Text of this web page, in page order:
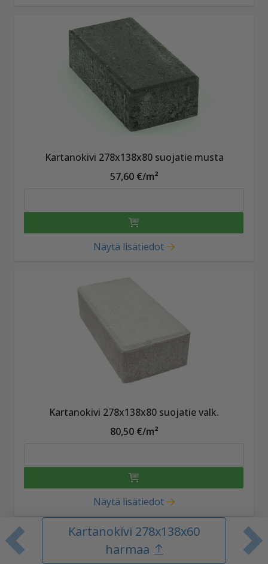
Edellinen tuote
Kartanokivi 278x138x60
harmaa
Kartanokivi 278x138x80 suojatie musta
57,60 €/m²
Näytä lisätiedot
Kartanokivi 278x138x80 suojatie valk.
80,50 €/m²
Näytä lisätiedot